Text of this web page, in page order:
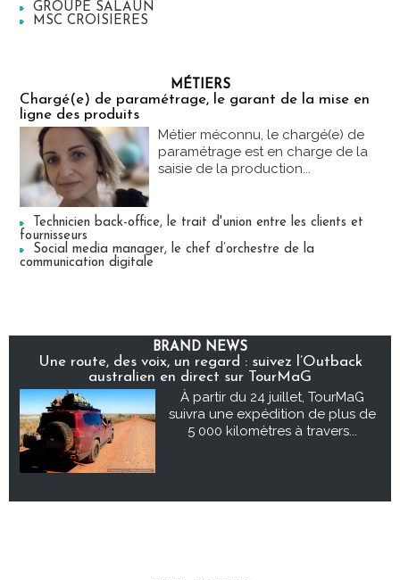
GROUPE SALAÜN
MSC CROISIERES
MÉTIERS
Chargé(e) de paramétrage, le garant de la mise en
ligne des produits
Métier méconnu, le chargé(e) de
paramétrage est en charge de la
saisie de la production...
Technicien back-office, le trait d'union entre les clients et
fournisseurs
Social media manager, le chef d’orchestre de la
communication digitale
BRAND NEWS
Une route, des voix, un regard : suivez l’Outback
australien en direct sur TourMaG
À partir du 24 juillet, TourMaG
suivra une expédition de plus de
5 000 kilomètres à travers...